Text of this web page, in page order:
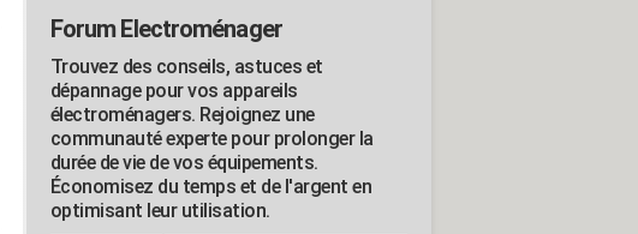
Forum Electroménager
Trouvez des conseils, astuces et
dépannage pour vos appareils
électroménagers. Rejoignez une
communauté experte pour prolonger la
durée de vie de vos équipements.
Économisez du temps et de l'argent en
optimisant leur utilisation.